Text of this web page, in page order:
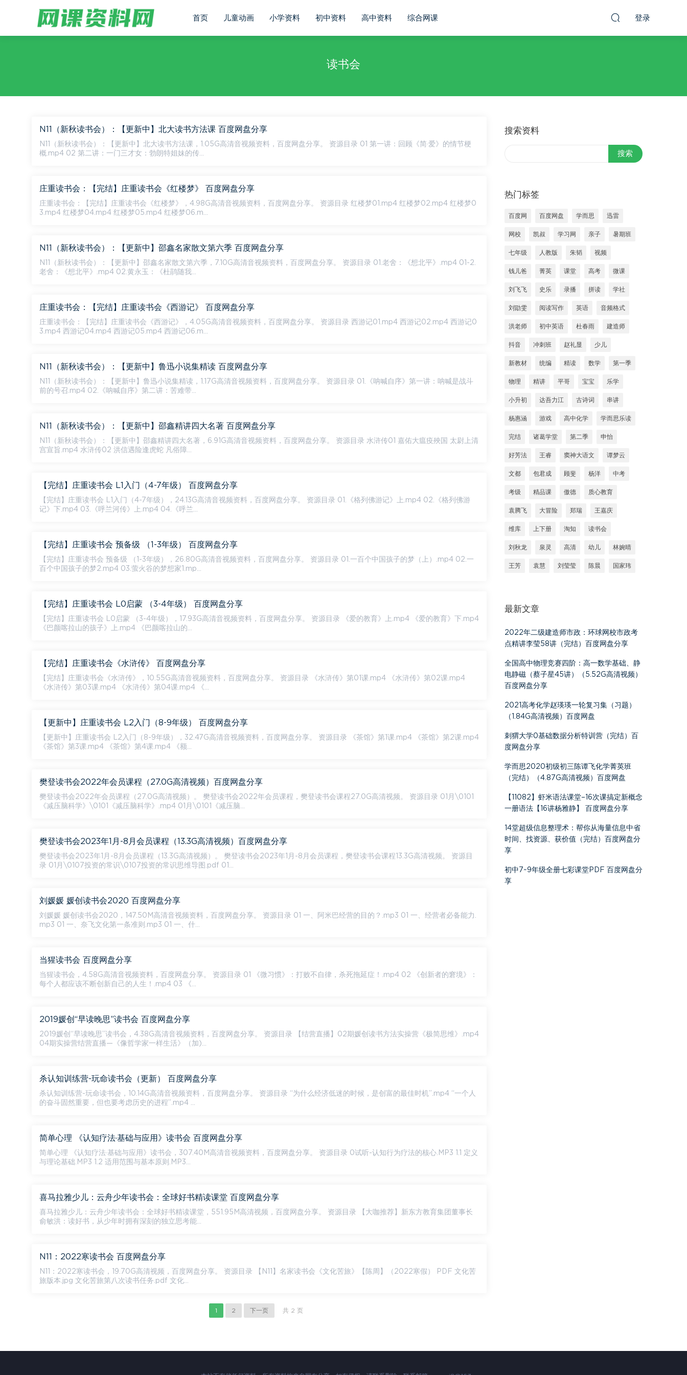
首页 儿童动画 小学资料 初中资料 高中资料 综合网课 登录
读书会
N11（新秋读书会）：【更新中】北大读书方法课 百度网盘分享
N11（新秋读书会）：【更新中】北大读书方法课，1.05G高清音视频资料，百度网盘分享。 资源目录 01 第一讲：回顾《简·爱》的情节梗
概.mp4 02 第二讲：一门三才女：勃朗特姐妹的传...
庄重读书会：【完结】庄重读书会《红楼梦》 百度网盘分享
庄重读书会：【完结】庄重读书会《红楼梦》，4.98G高清音视频资料，百度网盘分享。 资源目录 红楼梦01.mp4 红楼梦02.mp4 红楼梦0
3.mp4 红楼梦04.mp4 红楼梦05.mp4 红楼梦06.m...
N11（新秋读书会）：【更新中】邵鑫名家散文第六季 百度网盘分享
N11（新秋读书会）：【更新中】邵鑫名家散文第六季，7.10G高清音视频资料，百度网盘分享。 资源目录 01.老舍：《想北平》.mp4 01-2.
老舍：《想北平》.mp4 02.黄永玉：《杜鹃随我...
庄重读书会：【完结】庄重读书会《西游记》 百度网盘分享
庄重读书会：【完结】庄重读书会《西游记》，4.05G高清音视频资料，百度网盘分享。 资源目录 西游记01.mp4 西游记02.mp4 西游记0
3.mp4 西游记04.mp4 西游记05.mp4 西游记06.m...
N11（新秋读书会）：【更新中】鲁迅小说集精读 百度网盘分享
N11（新秋读书会）：【更新中】鲁迅小说集精读，1.17G高清音视频资料，百度网盘分享。 资源目录 01.《呐喊自序》第一讲：呐喊是战斗
前的号召.mp4 02.《呐喊自序》第二讲：苦难带...
N11（新秋读书会）：【更新中】邵鑫精讲四大名著 百度网盘分享
N11（新秋读书会）：【更新中】邵鑫精讲四大名著，6.91G高清音视频资料，百度网盘分享。 资源目录 水浒传01 嘉佑大瘟疫殃国 太尉上清
宫宣旨.mp4 水浒传02 洪信遇险逢虎蛇 凡俗障...
【完结】庄重读书会 L1入门（4-7年级） 百度网盘分享
【完结】庄重读书会 L1入门（4-7年级），24.13G高清音视频资料，百度网盘分享。 资源目录 01.《格列佛游记》上.mp4 02.《格列佛游
记》下.mp4 03.《呼兰河传》上.mp4 04.《呼兰...
【完结】庄重读书会 预备级 （1-3年级） 百度网盘分享
【完结】庄重读书会 预备级 （1-3年级），26.80G高清音视频资料，百度网盘分享。 资源目录 01.一百个中国孩子的梦（上）.mp4 02.一
百个中国孩子的梦2.mp4 03.萤火谷的梦想家1.mp...
【完结】庄重读书会 L0启蒙 （3-4年级） 百度网盘分享
【完结】庄重读书会 L0启蒙 （3-4年级），17.93G高清音视频资料，百度网盘分享。 资源目录 《爱的教育》上.mp4 《爱的教育》下.mp4
《巴颜喀拉山的孩子》上.mp4 《巴颜喀拉山的...
【完结】庄重读书会《水浒传》 百度网盘分享
【完结】庄重读书会《水浒传》，10.55G高清音视频资料，百度网盘分享。 资源目录 《水浒传》第01课.mp4 《水浒传》第02课.mp4
《水浒传》第03课.mp4 《水浒传》第04课.mp4 《...
【更新中】庄重读书会 L2入门（8-9年级） 百度网盘分享
【更新中】庄重读书会 L2入门（8-9年级），32.47G高清音视频资料，百度网盘分享。 资源目录 《茶馆》第1课.mp4 《茶馆》第2课.mp4
《茶馆》第3课.mp4 《茶馆》第4课.mp4 《额...
樊登读书会2022年会员课程（27.0G高清视频）百度网盘分享
樊登读书会2022年会员课程（27.0G高清视频）。 樊登读书会2022年会员课程，樊登读书会课程27.0G高清视频。 资源目录 01月\0101
《减压脑科学》\0101《减压脑科学》.mp4 01月\0101《减压脑...
樊登读书会2023年1月-8月会员课程（13.3G高清视频）百度网盘分享
樊登读书会2023年1月-8月会员课程（13.3G高清视频）。 樊登读书会2023年1月-8月会员课程，樊登读书会课程13.3G高清视频。 资源目
录 01月\0107投资的常识\0107投资的常识思维导图.pdf 01...
刘媛媛 媛创读书会2020 百度网盘分享
刘媛媛 媛创读书会2020，147.50M高清音视频资料，百度网盘分享。 资源目录 01 一、阿米巴经营的目的？.mp3 01 一、经营者必备能力.
mp3 01 一、奈飞文化第一条准则.mp3 01 一、什...
当猩读书会 百度网盘分享
当猩读书会，4.58G高清音视频资料，百度网盘分享。 资源目录 01 《微习惯》：打败不自律，杀死拖延症！.mp4 02 《创新者的窘境》：
每个人都应该不断创新自己的人生！.mp4 03 《...
2019媛创“早读晚思”读书会 百度网盘分享
2019媛创“早读晚思”读书会，4.38G高清音视频资料，百度网盘分享。 资源目录 【结营直播】02期媛创读书方法实操营《极简思维》.mp4
04期实操营结营直播—《像哲学家一样生活》（加)...
杀认知训练营-玩命读书会（更新） 百度网盘分享
杀认知训练营-玩命读书会，10.14G高清音视频资料，百度网盘分享。 资源目录 “为什么经济低迷的时候，是创富的最佳时机”.mp4 “一个人
的奋斗固然重要，但也要考虑历史的进程”.mp4 ...
简单心理 《认知疗法·基础与应用》读书会​ 百度网盘分享
简单心理 《认知疗法·基础与应用》读书会​，307.40M高清音视频资料，百度网盘分享。 资源目录 0试听-认知行为疗法的核心.MP3 1.1 定义
与理论基础.MP3 1.2 适用范围与基本原则.MP3...
喜马拉雅少儿：云舟少年读书会：全球好书精读课堂 百度网盘分享
喜马拉雅少儿：云舟少年读书会：全球好书精读课堂，551.95M高清视频，百度网盘分享。 资源目录 【大咖推荐】新东方教育集团董事长
俞敏洪：读好书，从少年时拥有深刻的独立思考能...
N11：2022寒读书会 百度网盘分享
N11：2022寒读书会，19.70G高清视频，百度网盘分享。 资源目录 【N11】名家读书会《文化苦旅》【陈周】（2022寒假） PDF 文化苦
旅版本.jpg 文化苦旅第八次读书任务.pdf 文化...
1 2 下一页 共 2 页
搜索资料
热门标签
百度网 百度网盘 学而思 迅雷
网校 凯叔 学习网 亲子 暑期班
七年级 人教版 朱韬 视频
钱儿爸 菁英 课堂 高考 微课
刘飞飞 史乐 录播 拼读 学社
刘勖雯 阅读写作 英语 音频格式
洪老师 初中英语 杜春雨 建造师
抖音 冲刺班 赵礼显 少儿
新教材 统编 精读 数学 第一季
物理 精讲 平哥 宝宝 乐学
小升初 达吾力江 古诗词 串讲
杨惠涵 游戏 高中化学 学而思乐读
完结 诸葛学堂 第二季 申怡
好芳法 王睿 窦神大语文 谭梦云
文都 包君成 顾斐 杨洋 中考
考级 精品课 傲德 质心教育
袁腾飞 大冒险 郑瑞 王嘉庆
维库 上下册 淘知 读书会
刘秋龙 泉灵 高清 幼儿 林婉晴
王芳 袁慧 刘莹莹 陈晨 国家玮
最新文章
2022年二级建造师市政：环球网校市政考
点精讲李莹58讲（完结）百度网盘分享
全国高中物理竞赛四阶：高一数学基础、静
电静磁（蔡子星45讲）（5.52G高清视频）
百度网盘分享
2021高考化学赵瑛瑛一轮复习集（习题）
（1.84G高清视频）百度网盘
刺猬大学0基础数据分析特训营（完结）百
度网盘分享
学而思2020初级初三陈谭飞化学菁英班
（完结）（4.87G高清视频）百度网盘
【11082】虾米语法课堂–16次课搞定新概念
一册语法【16讲杨雅静】 百度网盘分享
14堂超级信息整理术：帮你从海量信息中省
时间、找资源、获价值（完结）百度网盘分
享
初中7~9年级全册七彩课堂PDF 百度网盘分
享